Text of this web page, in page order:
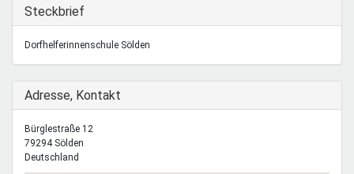
Mentoren & Projekte
Schule & Beruf
Ausblenden
Steckbrief
Dorfhelferinnenschule Sölden
Ausblenden
Adresse, Kontakt
Bürglestraße 12
79294 Sölden
Deutschland